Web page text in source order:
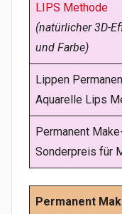
Areola-
LIPS Methode
(natürlicher 3D-
und Farbe)
Lippen
Aquarelle Lips
Permanent
Sonderpreis für
Permanent